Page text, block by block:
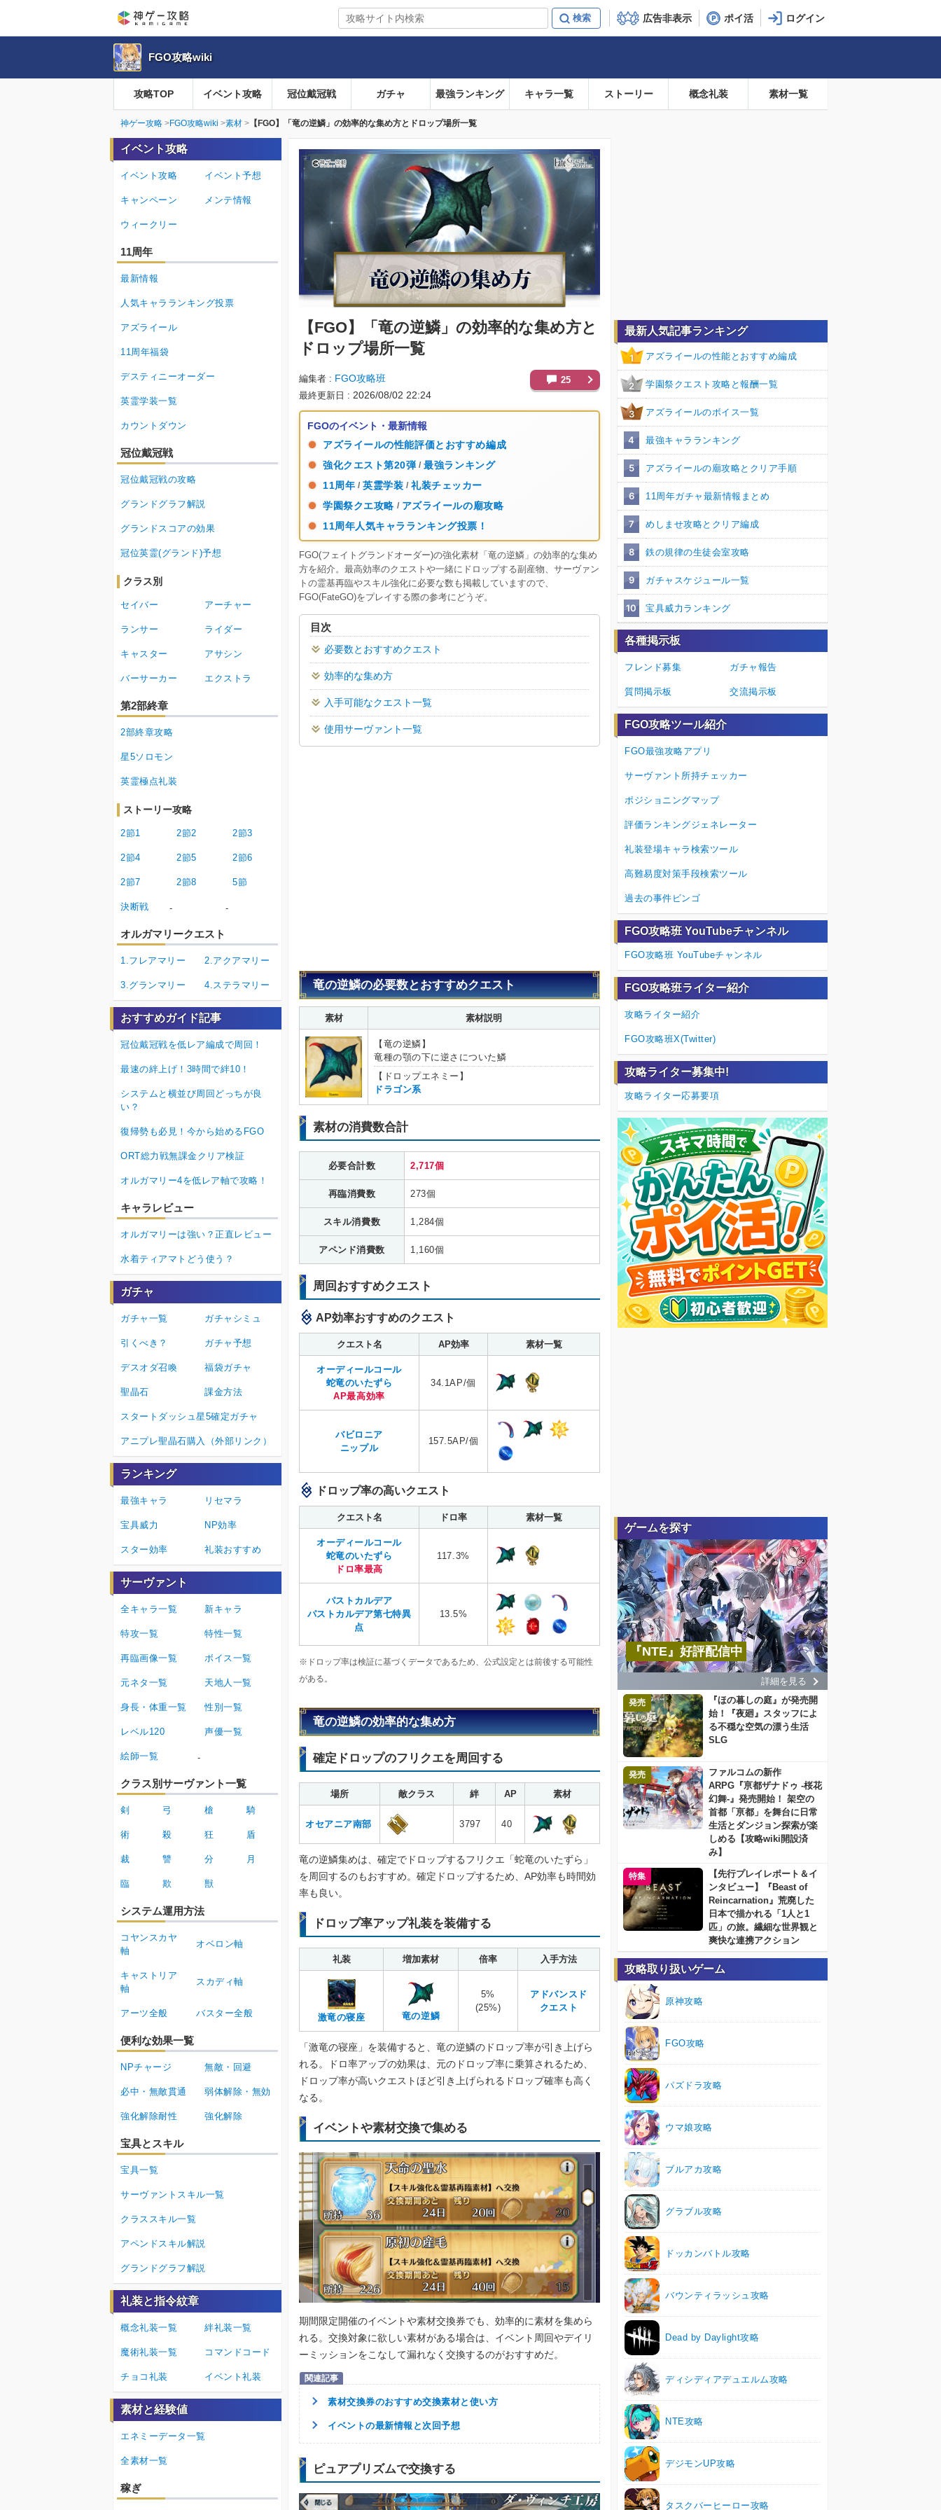
広告非表示 ポイ活
FGO攻略wiki
攻略TOP イベント攻略 冠位戴冠戦 ガチャ 最強ランキング キャラ一覧 ストーリー 概念礼装 素材一覧
神ゲー攻略 FGO攻略wiki 素材 【FGO】「竜の逆鱗」の効率的な集め方とドロップ場所一覧
【FGO】
「竜の逆鱗」の効率的な集め方と
ドロップ場所一覧
編集者 FGO攻略班
最終更新日 2026/08/02 22:24
25
FGOのイベント・最新情報
アズライールの性能評価とおすすめ編成
強化クエスト第20弾 / 最強ランキング
11周年 / 英霊学装 / 礼装チェッカー
学園祭クエ攻略 / アズライールの廟攻略
11周年人気キャラランキング投票！
FGO(フェイトグランドオーダー)の強化素材「竜の逆鱗」の効率的な集め
方を紹介。最高効率のクエストや一緒にドロップする副産物、サーヴァン
トの霊基再臨やスキル強化に必要な数も掲載していますので、
FGO(FateGO)をプレイする際の参考にどうぞ。
目次
必要数とおすすめクエスト
効率的な集め方
入手可能なクエスト一覧
使用サーヴァント一覧
竜の逆鱗の必要数とおすすめクエスト
素材 素材説明
【竜の逆鱗】
竜種の顎の下に逆さについた鱗
【ドロップエネミー】
ドラゴン系
素材の消費数合計
必要合計数 2,717個
再臨消費数 273個
スキル消費数 1,284個
アペンド消費数 1,160個
周回おすすめクエスト
AP効率おすすめのクエスト
クエスト名 AP効率 素材一覧
オーディールコール
蛇竜のいたずら
AP最高効率
34.1AP/個
バビロニア
ニップル
157.5AP/個
ドロップ率の高いクエスト
クエスト名 ドロ率 素材一覧
オーディールコール
蛇竜のいたずら
ドロ率最高
117.3%
パストカルデア
パストカルデア第七特異
点
13.5%
※ドロップ率は検証に基づくデータであるため、公式設定とは前後する可能性
がある。
竜の逆鱗の効率的な集め方
確定ドロップのフリクエを周回する
場所 敵クラス 絆 AP 素材
オセアニア南部 3797 40
竜の逆鱗集めは、確定でドロップするフリクエ「蛇竜のいたずら」
を周回するのもおすすめ。確定ドロップするため、AP効率も時間効
率も良い。
ドロップ率アップ礼装を装備する
礼装 増加素材 倍率 入手方法
激竜の寝座 竜の逆鱗
5%
(25%)
アドバンスド
クエスト
「激竜の寝座」を装備すると、竜の逆鱗のドロップ率が引き上げら
れる。ドロ率アップの効果は、元のドロップ率に乗算されるため、
ドロップ率が高いクエストほど引き上げられるドロップ確率も高く
なる。
イベントや素材交換で集める
期間限定開催のイベントや素材交換券でも、効率的に素材を集めら
れる。交換対象に欲しい素材がある場合は、イベント周回やデイリ
ーミッションをこなして漏れなく交換するのがおすすめだ。
素材交換券のおすすめ交換素材と使い方
イベントの最新情報と次回予想
ピュアプリズムで交換する
最新人気記事ランキング
1 アズライールの性能とおすすめ編成
2 学園祭クエスト攻略と報酬一覧
3 アズライールのボイス一覧
4 最強キャラランキング
5 アズライールの廟攻略とクリア手順
6 11周年ガチャ最新情報まとめ
7 めしませ攻略とクリア編成
8 鉄の規律の生徒会室攻略
9 ガチャスケジュール一覧
10 宝具威力ランキング
各種掲示板
フレンド募集 ガチャ報告
質問掲示板 交流掲示板
FGO攻略ツール紹介
FGO最強攻略アプリ
サーヴァント所持チェッカー
ポジショニングマップ
評価ランキングジェネレーター
礼装登場キャラ検索ツール
高難易度対策手段検索ツール
過去の事件ビンゴ
FGO攻略班 YouTubeチャンネル
FGO攻略班 YouTubeチャンネル
FGO攻略班ライター紹介
攻略ライター紹介
FGO攻略班X(Twitter)
攻略ライター募集中!
攻略ライター応募要項
ゲームを探す
『NTE』好評配信中
詳細を見る
発売
『ほの暮しの庭』が発売開
始！『夜廻』スタッフによ
る不穏な空気の漂う生活
SLG
発売
ファルコムの新作
ARPG『亰都ザナドゥ -桜花
幻舞-』発売開始！ 架空の
首都「亰都」を舞台に日常
生活とダンジョン探索が楽
しめる【攻略wiki開設済
み】
特集
【先行プレイレポート＆イ
ンタビュー】『Beast of
Reincarnation』荒廃した
日本で描かれる「1人と1
匹」の旅。繊細な世界観と
爽快な連携アクション
攻略取り扱いゲーム
原神攻略
FGO攻略
パズドラ攻略
ウマ娘攻略
ブルアカ攻略
グラブル攻略
ドッカンバトル攻略
バウンティラッシュ攻略
Dead by Daylight攻略
ディシディアデュエルム攻略
NTE攻略
デジモンUP攻略
タスクバーヒーロー攻略
イベント攻略
イベント攻略 イベント予想
キャンペーン メンテ情報
ウィークリー
11周年
最新情報
人気キャラランキング投票
アズライール
11周年福袋
デスティニーオーダー
英霊学装一覧
カウントダウン
冠位戴冠戦
冠位戴冠戦の攻略
グランドグラフ解説
グランドスコアの効果
冠位英霊(グランド)予想
クラス別
セイバー アーチャー
ランサー ライダー
キャスター アサシン
バーサーカー エクストラ
第2部終章
2部終章攻略
星5ソロモン
英霊極点礼装
ストーリー攻略
2節1 2節2 2節3
2節4 2節5 2節6
2節7 2節8 5節
決断戦 - -
オルガマリークエスト
1.フレアマリー 2.アクアマリー
3.グランマリー 4.ステラマリー
おすすめガイド記事
冠位戴冠戦を低レア編成で周回！
最速の絆上げ！3時間で絆10！
システムと横並び周回どっちが良
い？
復帰勢も必見！今から始めるFGO
ORT総力戦無課金クリア検証
オルガマリー4を低レア軸で攻略！
キャラレビュー
オルガマリーは強い？正直レビュー
水着ティアマトどう使う？
ガチャ
ガチャ一覧 ガチャシミュ
引くべき？ ガチャ予想
デスオダ召喚 福袋ガチャ
聖晶石 課金方法
スタートダッシュ星5確定ガチャ
アニプレ聖晶石購入（外部リンク）
ランキング
最強キャラ リセマラ
宝具威力 NP効率
スター効率 礼装おすすめ
サーヴァント
全キャラ一覧 新キャラ
特攻一覧 特性一覧
再臨画像一覧 ボイス一覧
元ネタ一覧 天地人一覧
身長・体重一覧 性別一覧
レベル120 声優一覧
絵師一覧 -
クラス別サーヴァント一覧
剣 弓 槍 騎
術 殺 狂 盾
裁 讐 分 月
臨 欺 獣
システム運用方法
コヤンスカヤ
軸
オベロン軸
キャストリア
軸
スカディ軸
アーツ全般 バスター全般
便利な効果一覧
NPチャージ 無敵・回避
必中・無敵貫通 弱体解除・無効
強化解除耐性 強化解除
宝具とスキル
宝具一覧
サーヴァントスキル一覧
クラススキル一覧
アペンドスキル解説
グランドグラフ解説
礼装と指令紋章
概念礼装一覧 絆礼装一覧
魔術礼装一覧 コマンドコード
チョコ礼装 イベント礼装
素材と経験値
エネミーデータ一覧
全素材一覧
稼ぎ